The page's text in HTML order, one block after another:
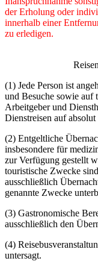
der Erholung oder
innerhalb einer
zu erledigen.
(1) Jede Person ist
und Besuche sowie auf
Arbeitgeber und
Dienstreisen auf
(2) Entgeltliche
insbesondere für
zur Verfügung gestellt
touristische Zwecke
ausschließlich
genannte Zwecke
(3) Gastronomische
ausschließlich den
(4)
untersagt.